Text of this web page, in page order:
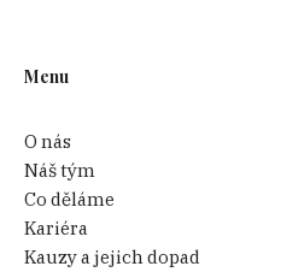
Menu
O nás
Náš tým
Co děláme
Kariéra
Kauzy a jejich dopad